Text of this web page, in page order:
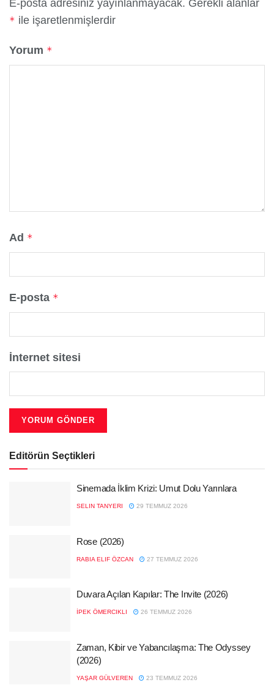
E-posta adresiniz yayınlanmayacak. Gerekli alanlar
* ile işaretlenmişlerdir
Yorum *
Ad *
E-posta *
İnternet sitesi
Editörün Seçtikleri
Sinemada İklim Krizi: Umut Dolu Yarınlara
SELIN TANYERI 29 TEMMUZ 2026
Rose (2026)
RABIA ELIF ÖZCAN 27 TEMMUZ 2026
Duvara Açılan Kapılar: The Invite (2026)
İPEK ÖMERCIKLI 26 TEMMUZ 2026
Zaman, Kibir ve Yabancılaşma: The Odyssey
(2026)
YAŞAR GÜLVEREN 23 TEMMUZ 2026